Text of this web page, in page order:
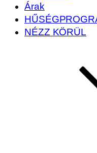
Árak
NÉZZ KÖRÜL